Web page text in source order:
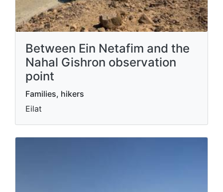
Between Ein Netafim and the
Nahal Gishron observation
point
Families, hikers
Eilat